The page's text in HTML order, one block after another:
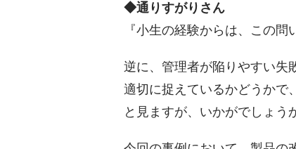
◆通りすがりさん
『小生の経験からは、この
逆に、管理者が陥りやすい失
適切に捉えているかどうかで
と見ますが、いかがでしょう